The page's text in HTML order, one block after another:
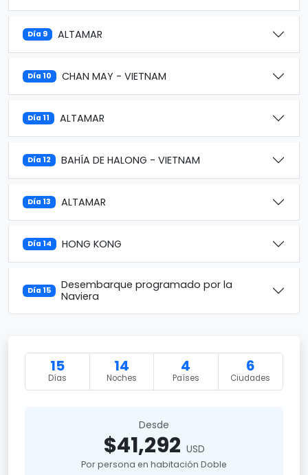
Día 9 ALTAMAR
Día 10 CHAN MAY - VIETNAM
Día 11 ALTAMAR
Día 12 BAHÍA DE HALONG - VIETNAM
Día 13 ALTAMAR
Día 14 HONG KONG
Día 15
Desembarque programado por la
Naviera
15
Días
14
Noches
4
Países
6
Ciudades
Desde
$41,292 USD
Por persona en habitación Doble